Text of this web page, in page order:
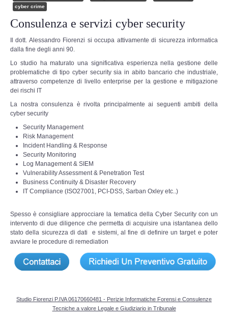
Perizia IoT e IIoT
Perizia Ransomware Malware
Perizia Incidente Stradale
Perizia Data Breach
Digital Intelligence OSINT
Indagini su computer
Copia/Acquisizione Forense
Incident Response
cyber crime
Consulenza e servizi cyber security
Il dott. Alessandro Fiorenzi si occupa attivamente di sicurezza informatica
dalla fine degli anni 90.
Lo studio ha maturato una significativa esperienza nella gestione delle
problematiche di tipo cyber security sia in abito bancario che industriale,
attraverso competenze di livello enterprise per la gestione e mitigazione
dei rischi IT
La nostra consulenza è rivolta principalmente ai seguenti ambiti della
cyber security
Security Management
Risk Management
Incident Handling & Response
Security Monitoring
Log Management & SIEM
Vulnerability Assessment & Penetration Test
Business Continuity & Disaster Recovery
IT Compliance (ISO27001, PCI-DSS, Sarban Oxley etc..)
Spesso è consigliare approcciare la tematica della Cyber Security con un
intervento di due diligence che permetta di acquisire una istantanea dello
stato della sicurezza di dati e sistemi, al fine di definire un target e poter
avviare le procedure di remediation
Studio Fiorenzi P.IVA 06170660481 - Perizie Informatiche Forensi e Consulenze
Tecniche a valore Legale e Giudiziario in Tribunale